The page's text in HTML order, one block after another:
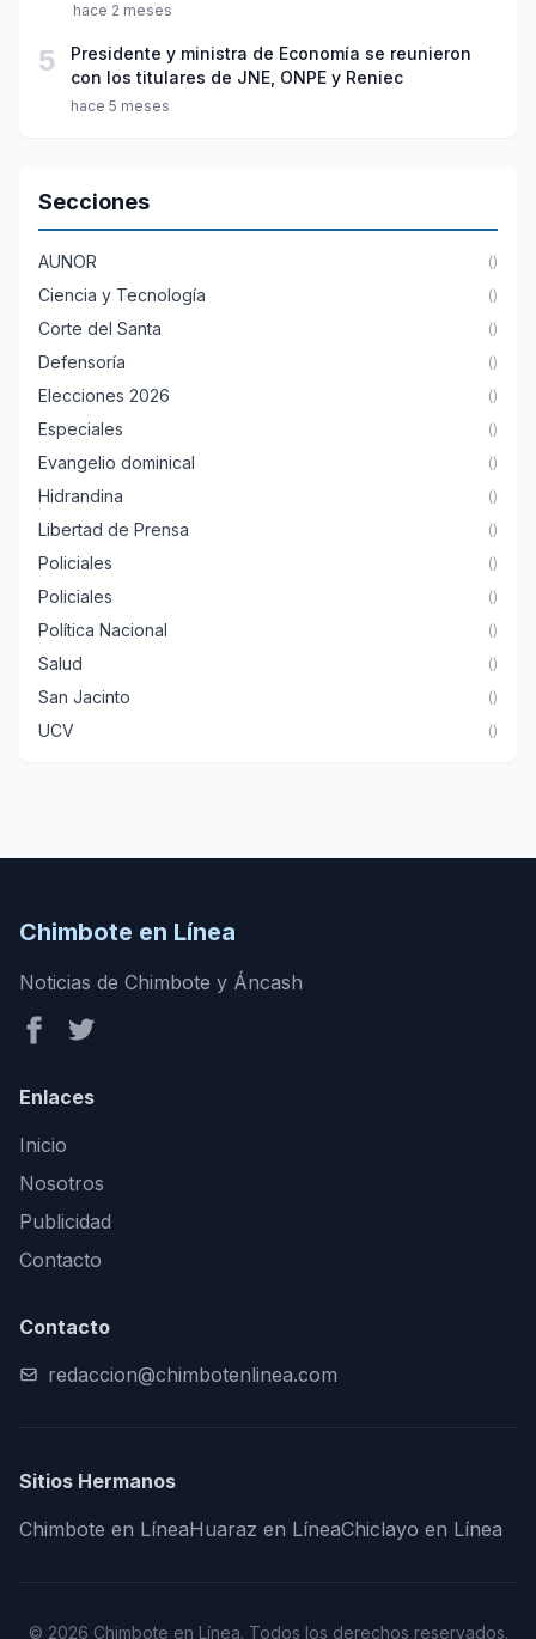
hace 2 meses
5
Presidente y ministra de Economía se reunieron
con los titulares de JNE, ONPE y Reniec
hace 5 meses
Secciones
AUNOR ()
Ciencia y Tecnología ()
Corte del Santa ()
Defensoría ()
Elecciones 2026 ()
Especiales ()
Evangelio dominical ()
Hidrandina ()
Libertad de Prensa ()
Policiales ()
Policiales ()
Política Nacional ()
Salud ()
San Jacinto ()
UCV ()
Chimbote en Línea
Noticias de Chimbote y Áncash
Enlaces
Inicio
Nosotros
Publicidad
Contacto
Contacto
redaccion@chimbotenlinea.com
Sitios Hermanos
Chimbote en LíneaHuaraz en LíneaChiclayo en Línea
© 2026 Chimbote en Línea. Todos los derechos reservados.